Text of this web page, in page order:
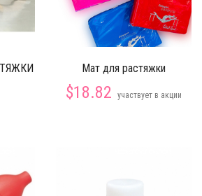
Мат для растяжки
$18.82 участвует в акции